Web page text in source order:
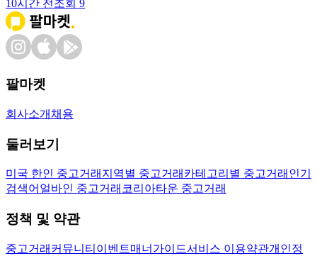
10시간 전 조회 9
팔마켓
회사소개 채용
둘러보기
미국 한인 중고거래 지역별 중고거래 카테고리별 중고거래 인기
검색어 얼바인 중고거래 코리아타운 중고거래
정책 및 약관
중고거래 커뮤니티 이벤트매너가이드서비스 이용약관개인정